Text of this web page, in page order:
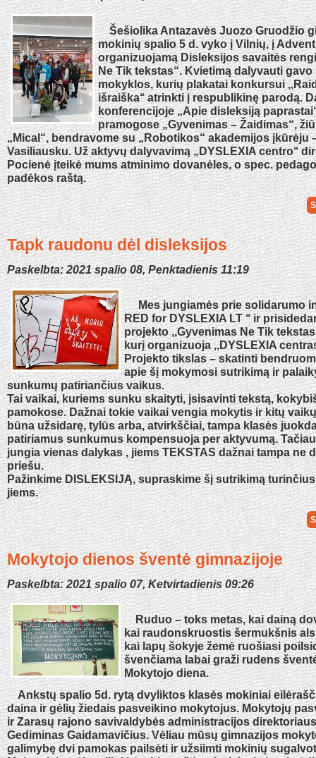
Šešiolika Antazavės Juozo Gruodžio
mokinių spalio 5 d. vyko į Vilnių, į
organizuojamą Disleksijos savaitės
Ne Tik tekstas“. Kvietimą dalyvauti
mokyklos, kurių plakatai konkursui
išraiška‘‘ atrinkti į respublikinę parodą.
konferencijoje „Apie disleksiją
pramogose „Gyvenimas – Žaidimas“,
„Mical“, bendravome su „Robotikos“ akademijos įkūrėju
Vasiliausku. Už aktyvų dalyvavimą „DYSLEXIA centro‘‘
Pocienė įteikė mums atminimo dovanėles, o spec.
padėkos raštą.
Tapk raudonu dėl disleksijos
Paskelbta: 2021 spalio 08, Penktadienis 11:19
Mes jungiamės prie solidarumo
RED for DYSLEXIA LT ‘‘ ir
projekto ,,Gyvenimas Ne Tik
kurį organizuoja ,,DYSLEXIA
Projekto tikslas – skatinti
apie šį mokymosi sutrikimą ir
sunkumų patiriančius vaikus.
Tai vaikai, kuriems sunku skaityti, įsisavinti tekstą,
pamokose. Dažnai tokie vaikai vengia mokytis ir kitų
būna užsidarę, tylūs arba, atvirkščiai, tampa klasės
patiriamus sunkumus kompensuoja per aktyvumą.
jungia vienas dalykas , jiems TEKSTAS dažnai tampa ne
priešu.
Pažinkime DISLEKSIJĄ, supraskime šį sutrikimą
jiems.
Mokytojo dienos šventė gimnazijoje
Paskelbta: 2021 spalio 07, Ketvirtadienis 09:26
Ruduo – toks metas, kai dainą
kai raudonskruostis šermukšnis
kai lapų šokyje žemė ruošiasi
švenčiama labai graži rudens
Mokytojo diena.
Ankstų spalio 5d. rytą dvyliktos klasės mokiniai
daina ir gėlių žiedais pasveikino mokytojus. Mokytojų
ir Zarasų rajono savivaldybės administracijos
Gediminas Gaidamavičius. Vėliau mūsų gimnazijos
galimybę dvi pamokas pailsėti ir užsiimti mokinių